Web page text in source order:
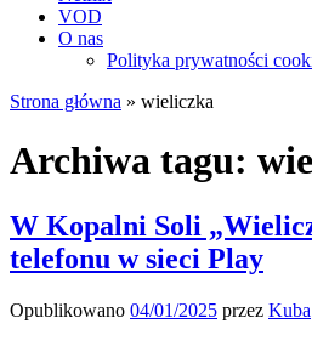
VOD
O nas
Polityka prywatności
Strona główna » wieliczka
Archiwa tagu:
W Kopalni Soli
telefonu w sieci Play
Opublikowano 04/01/2025 przez Kuba